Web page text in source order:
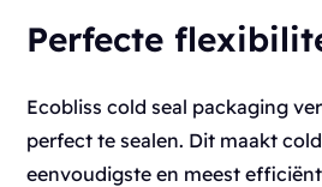
Perfecte
Ecobliss cold seal packaging
perfect te sealen. Dit maakt
eenvoudigste en meest